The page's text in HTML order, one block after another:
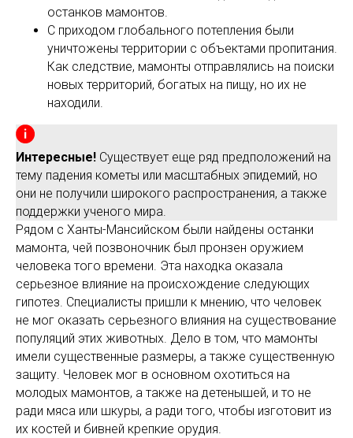
останков мамонтов.
С приходом глобального потепления были
уничтожены территории с объектами пропитания.
Как следствие, мамонты отправлялись на поиски
новых территорий, богатых на пищу, но их не
находили.
Интересные! Существует еще ряд предположений на
тему падения кометы или масштабных эпидемий, но
они не получили широкого распространения, а также
поддержки ученого мира.
Рядом с Ханты-Мансийском были найдены останки
мамонта, чей позвоночник был пронзен оружием
человека того времени. Эта находка оказала
серьезное влияние на происхождение следующих
гипотез. Специалисты пришли к мнению, что человек
не мог оказать серьезного влияния на существование
популяций этих животных. Дело в том, что мамонты
имели существенные размеры, а также существенную
защиту. Человек мог в основном охотиться на
молодых мамонтов, а также на детенышей, и то не
ради мяса или шкуры, а ради того, чтобы изготовит из
их костей и бивней крепкие орудия.